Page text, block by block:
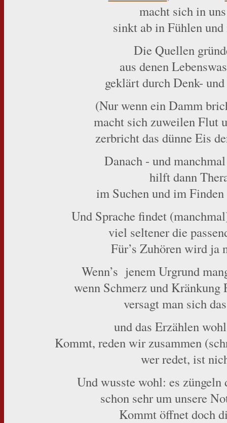
macht sich in
sinkt ab in Fühlen
Die Quellen
aus denen
geklärt durch Denk-
(Nur wenn ein Damm
macht sich zuweilen Flut
zerbricht das dünne Eis
Danach - und
hilft dann
im Suchen und im
Und Sprache findet
viel seltener die
Für’s Zuhören wird ja
Wenn’s jenem Urgrund
wenn Schmerz und Kränkung
versagt man sich
und das Erzählen
Kommt, reden wir zusammen
wer redet, ist
Und wusste wohl: es
schon sehr um unsere
Kommt öffnet doch